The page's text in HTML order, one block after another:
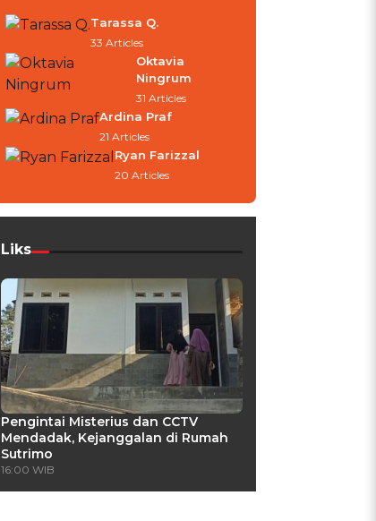
Tarassa Q.
33 Articles
Oktavia
Ningrum
31 Articles
Ardina Praf
21 Articles
Ryan Farizzal
20 Articles
Liks
Pengintai Misterius dan CCTV
Mendadak, Kejanggalan di Rumah
Sutrimo
16:00 WIB